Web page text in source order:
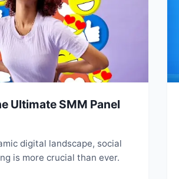
Ultimate SMM Panel
digital landscape, social
is more crucial than ever.